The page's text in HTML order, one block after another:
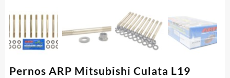
Pernos ARP Mitsubishi Culata L19